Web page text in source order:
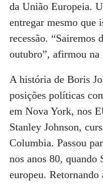
da União Europeia.
entregar mesmo que
recessão. “Sairemos
outubro”, afirmou na
A história de Boris
posições políticas
em Nova York, nos
Stanley Johnson,
Columbia. Passou
nos anos 80, quando
europeu.